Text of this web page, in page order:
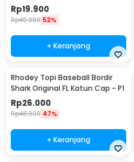
Rp19.900
Rp40.900 52%
+ Keranjang
Rhodey Topi Baseball Bordir
Shark Original FL Katun Cap - P1
Rp26.000
Rp48.900 47%
+ Keranjang